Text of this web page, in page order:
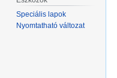
Speciális lapok
Nyomtatható változat